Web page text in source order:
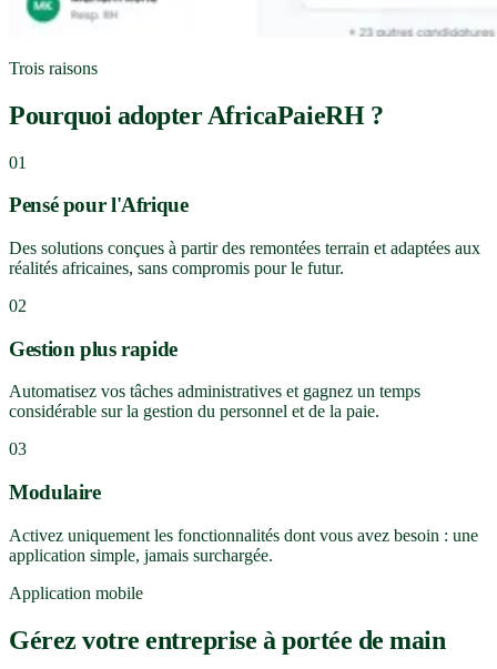
Trois raisons
Pourquoi adopter AfricaPaieRH ?
01
Pensé pour l'Afrique
Des solutions conçues à partir des remontées terrain et adaptées aux
réalités africaines, sans compromis pour le futur.
02
Gestion plus rapide
Automatisez vos tâches administratives et gagnez un temps
considérable sur la gestion du personnel et de la paie.
03
Modulaire
Activez uniquement les fonctionnalités dont vous avez besoin : une
application simple, jamais surchargée.
Application mobile
Gérez votre entreprise à portée de main